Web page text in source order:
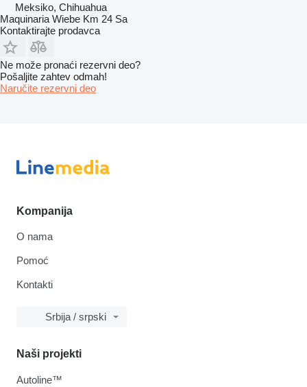
Meksiko, Chihuahua
Maquinaria Wiebe Km 24 Sa
Kontaktirajte prodavca
Ne može pronaći rezervni dеo?
Pošaljite zahtev odmah!
Naručite rezervni dеo
Kompanija
O nama
Pomoć
Kontakti
Srbija / srpski
Naši projekti
Autoline™